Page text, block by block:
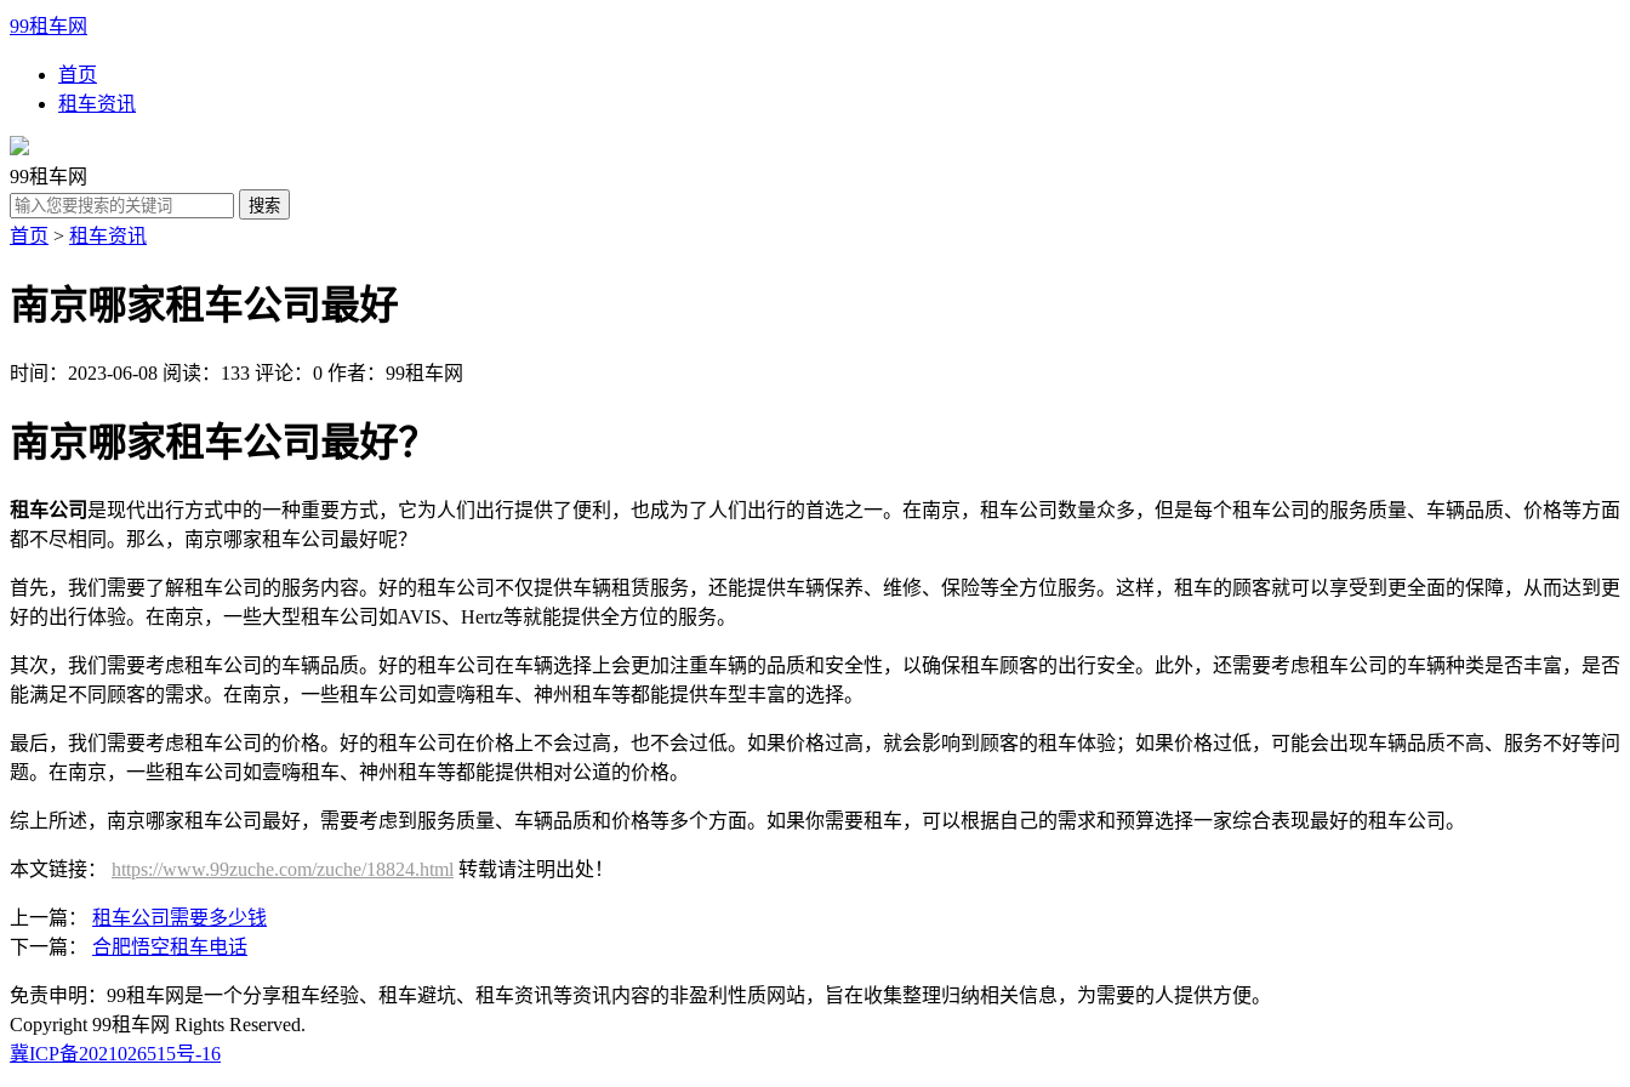
99租车网
首页
租车资讯
99租车网
首页 > 租车资讯
南京哪家租车公司最好
时间：2023-06-08 阅读：133 评论：0 作者：99租车网
南京哪家租车公司最好？
租车公司 是现代出行方式中的一种重要方式，它为人们出行提供了便利，也成为了人们出行的首选之一。在南京，租车公司数量众多，但是每个租车公司的服务质量、车辆品质、价格等方面
都不尽相同。那么，南京哪家租车公司最好呢？
首先，我们需要了解租车公司的服务内容。好的租车公司不仅提供车辆租赁服务，还能提供车辆保养、维修、保险等全方位服务。这样，租车的顾客就可以享受到更全面的保障，从而达到更
好的出行体验。在南京，一些大型租车公司如AVIS、Hertz等就能提供全方位的服务。
其次，我们需要考虑租车公司的车辆品质。好的租车公司在车辆选择上会更加注重车辆的品质和安全性，以确保租车顾客的出行安全。此外，还需要考虑租车公司的车辆种类是否丰富，是否
能满足不同顾客的需求。在南京，一些租车公司如壹嗨租车、神州租车等都能提供车型丰富的选择。
最后，我们需要考虑租车公司的价格。好的租车公司在价格上不会过高，也不会过低。如果价格过高，就会影响到顾客的租车体验；如果价格过低，可能会出现车辆品质不高、服务不好等问
题。在南京，一些租车公司如壹嗨租车、神州租车等都能提供相对公道的价格。
综上所述，南京哪家租车公司最好，需要考虑到服务质量、车辆品质和价格等多个方面。如果你需要租车，可以根据自己的需求和预算选择一家综合表现最好的租车公司。
本文链接： https://www.99zuche.com/zuche/18824.html 转载请注明出处！
上一篇： 租车公司需要多少钱
下一篇： 合肥悟空租车电话
免责申明：99租车网是一个分享租车经验、租车避坑、租车资讯等资讯内容的非盈利性质网站，旨在收集整理归纳相关信息，为需要的人提供方便。
Copyright 99租车网 Rights Reserved.
冀ICP备2021026515号-16